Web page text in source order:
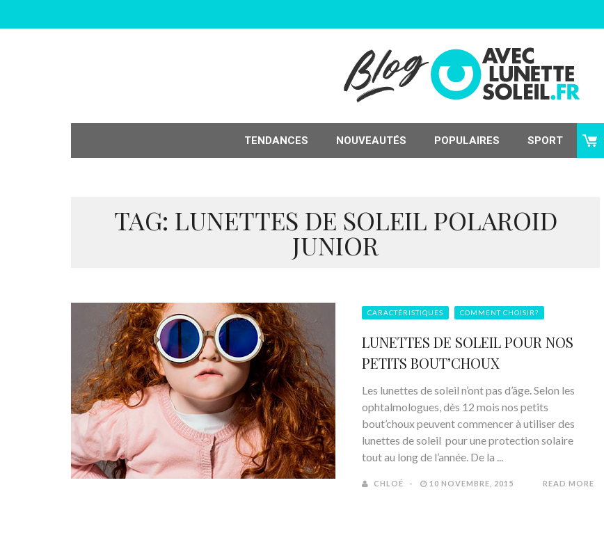
TENDANCES NOUVEAUTÉS POPULAIRES SPORT
TAG: LUNETTES DE SOLEIL POLAROID
JUNIOR
CARACTÉRISTIQUES COMMENT CHOISIR?
LUNETTES DE SOLEIL POUR NOS
PETITS BOUT’CHOUX
Les lunettes de soleil n’ont pas d’âge. Selon les
ophtalmologues, dès 12 mois nos petits
bout’choux peuvent commencer à utiliser des
lunettes de soleil pour une protection solaire
tout au long de l’année. De la ...
CHLOÉ 10 NOVEMBRE, 2015 READ MORE